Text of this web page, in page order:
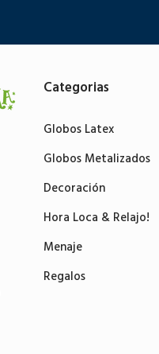
Categorias
Globos Latex
Globos Metalizados
Decoración
Hora Loca & Relajo!
Menaje
Regalos